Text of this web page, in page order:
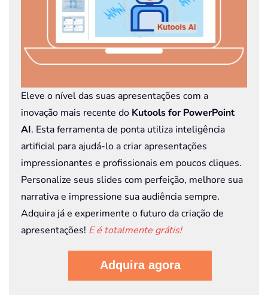
Eleve o nível das suas apresentações com a
inovação mais recente do Kutools for PowerPoint
AI. Esta ferramenta de ponta utiliza inteligência
artificial para ajudá-lo a criar apresentações
impressionantes e profissionais em poucos cliques.
Personalize seus slides com perfeição, melhore sua
narrativa e impressione sua audiência sempre.
Adquira já e experimente o futuro da criação de
apresentações! E é totalmente grátis!